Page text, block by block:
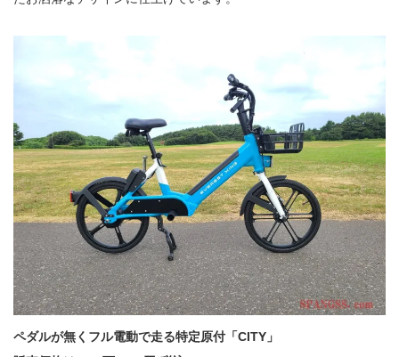
ペダルが無くフル電動で走る特定原付「CITY」